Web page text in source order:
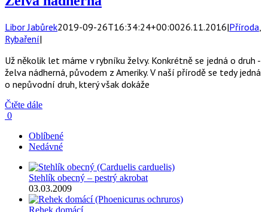
Libor Jabůrek2019-09-26T16:34:24+00:0026.11.2016|Příroda
Rybaření|
Už několik let máme v rybníku želvy. Konkrétně se jedná o druh -
želva nádherná, původem z Ameriky. V naší přírodě se tedy jedná
o nepůvodní druh, který však dokáže
Čtěte dále
0
Oblíbené
Nedávné
Stehlík obecný – pestrý akrobat
03.03.2009
Rehek domácí